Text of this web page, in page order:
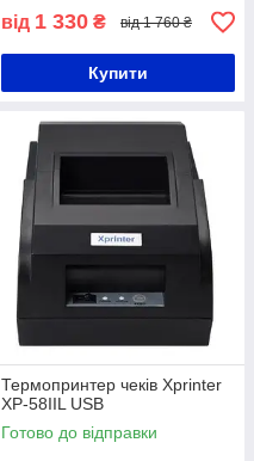
від 1 330 ₴ від 1 760 ₴
Купити
Термопринтер чеків Xprinter
XP-58IIL USB
Готово до відправки